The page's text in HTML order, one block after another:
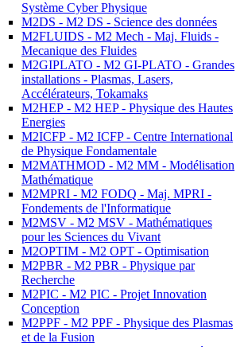
Système Cyber Physique
M2DS - M2 DS - Science des données
M2FLUIDS - M2 Mech - Maj. Fluids -
Mecanique des Fluides
M2GIPLATO - M2 GI-PLATO - Grandes
installations - Plasmas, Lasers,
Accélérateurs, Tokamaks
M2HEP - M2 HEP - Physique des Hautes
Energies
M2ICFP - M2 ICFP - Centre International
de Physique Fondamentale
M2MATHMOD - M2 MM - Modélisation
Mathématique
M2MPRI - M2 FODQ - Maj. MPRI -
Fondements de l'Informatique
M2MSV - M2 MSV - Mathématiques
pour les Sciences du Vivant
M2OPTIM - M2 OPT - Optimisation
M2PBR - M2 PBR - Physique par
Recherche
M2PIC - M2 PIC - Projet Innovation
Conception
M2PPF - M2 PPF - Physique des Plasmas
et de la Fusion